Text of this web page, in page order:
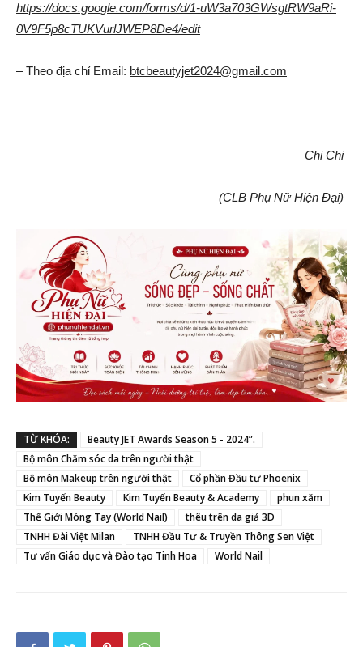
https://docs.google.com/forms/d/1-uW3a703GWsgtRW9aRi-
0V9F5p8cTUKVurlJWEP8De4/edit
– Theo địa chỉ Email: btcbeautyjet2024@gmail.com
Chi Chi
(CLB Phụ Nữ Hiện Đại)
TỪ KHÓA:
Beauty JET Awards Season 5 - 2024”.
Bộ môn Chăm sóc da trên người thật
Bộ môn Makeup trên người thật
Cổ phần Đầu tư Phoenix
Kim Tuyến Beauty
Kim Tuyến Beauty & Academy
phun xăm
Thế Giới Móng Tay (World Nail)
thêu trên da giả 3D
TNHH Đài Việt Milan
TNHH Đầu Tư & Truyền Thông Sen Việt
Tư vấn Giáo dục và Đào tạo Tinh Hoa
World Nail